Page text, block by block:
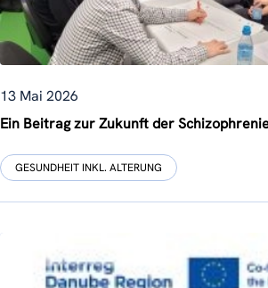
13 Mai 2026
GESUNDHEIT INKL. ALTERUNG